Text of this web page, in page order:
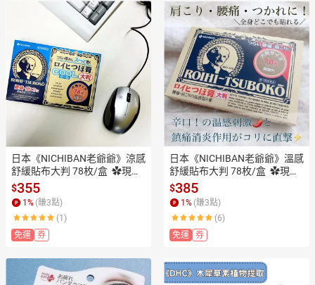
日本《NICHIBAN老爺爺》涼感
舒緩貼布大判 78枚/盒  ✿現貨
+預購✿日本境內版原裝代購🌸
佑育生活館🌸
$355
1% (賺3點)
(1)
免運
券
日本《NICHIBAN老爺爺》溫感
舒緩貼布大判 78枚/盒  ✿現貨
+預購✿日本境內版原裝代購🌸
佑育生活館🌸
$385
1% (賺3點)
(6)
免運
券